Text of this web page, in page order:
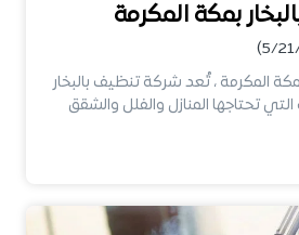
بمكة المكرمة
المكرمة ، تُعد شركة تنظيف بالبخار
تحتاجها المنازل والفلل والشقق